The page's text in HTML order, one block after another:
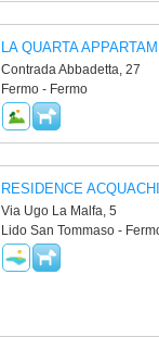
LA QUARTA
Contrada Abbadetta, 27
Fermo - Fermo
RESIDENCE
Via Ugo La Malfa, 5
Lido San Tommaso -